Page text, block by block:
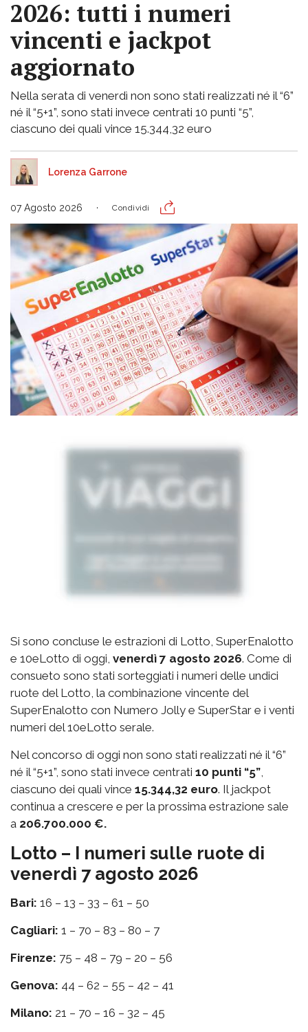
2026: tutti i numeri
vincenti e jackpot
aggiornato
Nella serata di venerdì non sono stati realizzati né il “6”
né il “5+1”, sono stati invece centrati 10 punti “5”,
ciascuno dei quali vince 15.344,32 euro
Lorenza Garrone
07 Agosto 2026 Condividi
Si sono concluse le estrazioni di Lotto, SuperEnalotto
e 10eLotto di oggi, venerdì 7 agosto 2026. Come di
consueto sono stati sorteggiati i numeri delle undici
ruote del Lotto, la combinazione vincente del
SuperEnalotto con Numero Jolly e SuperStar e i venti
numeri del 10eLotto serale.
Nel concorso di oggi non sono stati realizzati né il “6”
né il “5+1”, sono stati invece centrati 10 punti “5”
ciascuno dei quali vince 15.344,32 euro. Il jackpot
continua a crescere e per la prossima estrazione sale
a 206.700.000 €.
Lotto – I numeri sulle ruote di
venerdì 7 agosto 2026
Bari: 16 – 13 – 33 – 61 – 50
Cagliari: 1 – 70 – 83 – 80 – 7
Firenze: 75 – 48 – 79 – 20 – 56
Genova: 44 – 62 – 55 – 42 – 41
Milano: 21 – 70 – 16 – 32 – 45